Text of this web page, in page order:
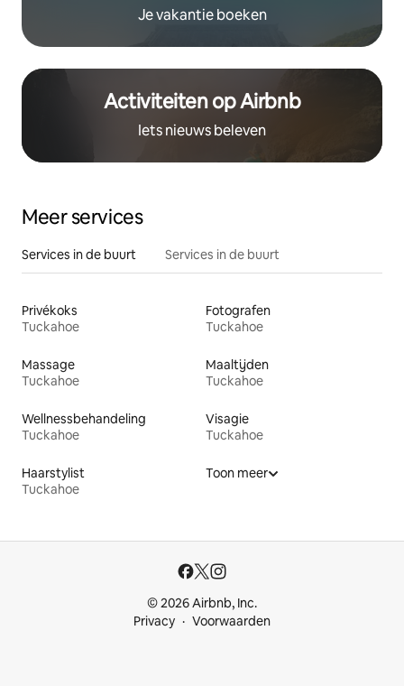
Je vakantie boeken
Activiteiten op Airbnb
Iets nieuws beleven
Meer services
Services in de buurt Services in de buurt
Privékoks
Tuckahoe
Fotografen
Tuckahoe
Massage
Tuckahoe
Maaltijden
Tuckahoe
Wellnessbehandeling
Tuckahoe
Visagie
Tuckahoe
Haarstylist
Tuckahoe
Toon meer
© 2026 Airbnb, Inc.
Privacy
Voorwaarden